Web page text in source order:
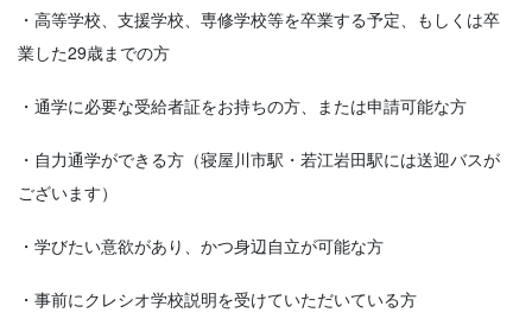
・高等学校、支援学校、専修学校等を卒業する予定、もしくは卒
業した29歳までの方
・通学に必要な受給者証をお持ちの方、または申請可能な方
・自力通学ができる方（寝屋川市駅・若江岩田駅には送迎バスが
ございます）
・学びたい意欲があり、かつ身辺自立が可能な方
・事前にクレシオ学校説明を受けていただいている方